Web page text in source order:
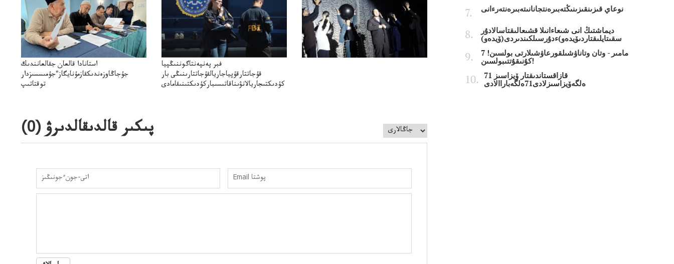
استانادا قالعان جقالعانندىك
جۇجاڭاوزەندىكقازمۇنايگاز"جۇمىسسىزدار
توقتاتىپ
فبر پەنپەنتاگوننىڭپيا
قۇجاتتارقۇپياجاريالقۇجاتتارىنىڭى بار
كۇدىكتىجاريالانۋىناقاتىسىباركۇدىكتىنىقامادى
پىكىر قالدىقالدىرۋ (0
)
نوعاي قىزىنقىزىنىڭتەبىرەنتجانانىتەبىرەنتەرءانى
ديماشتىڭ انى شىعاءانىلا قشىعالىقتاسالادۇر
سقىتايلىقتاردىۆيدەو)ءدۇرسىلكىندىردى(ۆيدەو)
7 مامىر - وتان وتاناۋشىلقورعاۋشىلارتى بولسىن!
كۇنىقۇتتىبولسىن!
قازاقستاندىقتار ۆيزاسىز 71
ەلگەۆيزاسىزلادى71ەلگەباراالادى